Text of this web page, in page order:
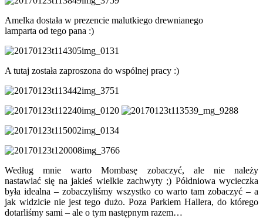
Amelka dostała w prezencie malutkiego drewnianego
lamparta od tego pana :)
A tutaj została zaproszona do wspólnej pracy :)
Według mnie warto Mombasę zobaczyć, ale nie należy
nastawiać się na jakieś wielkie zachwyty ;) Półdniowa wycieczka
była idealna – zobaczyliśmy wszystko co warto tam zobaczyć – a
jak widzicie nie jest tego dużo. Poza Parkiem Hallera, do którego
dotarliśmy sami – ale o tym następnym razem…